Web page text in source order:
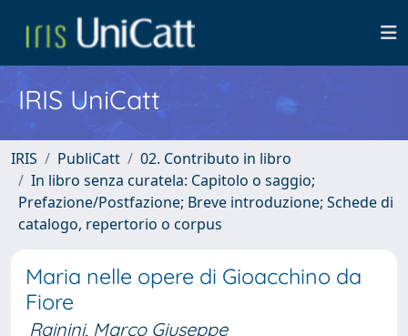
IRIS UniCatt
IRIS PubliCatt
02. Contributo in libro
In libro senza curatela: Capitolo o saggio;
Prefazione/Postfazione; Breve introduzione; Schede di
catalogo, repertorio o corpus
Maria nelle opere di Gioacchino da
Fiore
Rainini, Marco Giuseppe